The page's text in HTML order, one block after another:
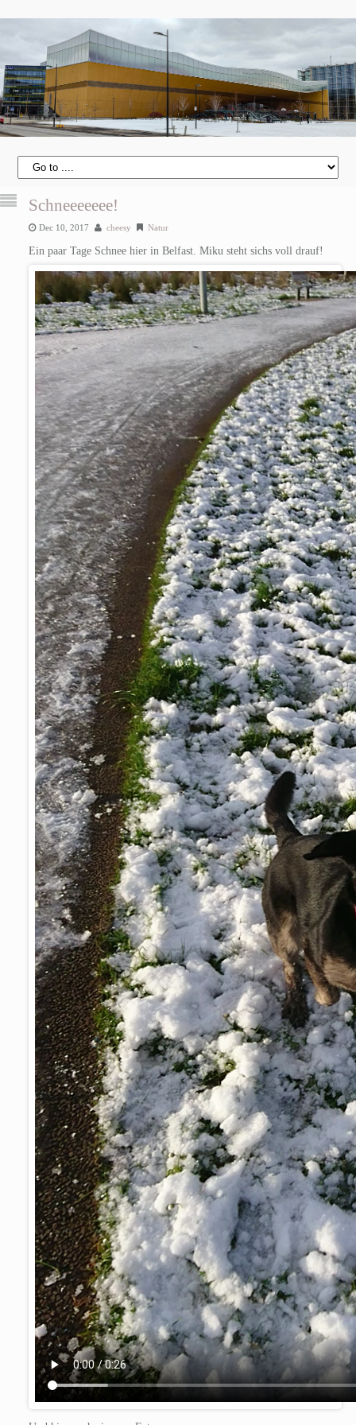
Schneeeeeee!
Dec 10, 2017 cheesy Natur
Ein paar Tage Schnee hier in Belfast. Miku steht sichs voll drauf!